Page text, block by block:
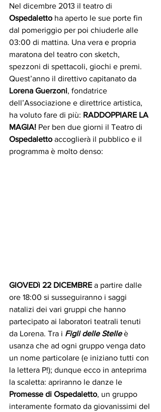
Nel dicembre 2013 il teatro di
Ospedaletto ha aperto le sue porte fin
dal pomeriggio per poi chiuderle alle
03:00 di mattina. Una vera e propria
maratona del teatro con sketch,
spezzoni di spettacoli, giochi e premi.
Quest’anno il direttivo capitanato da
Lorena Guerzoni, fondatrice
dell’Associazione e direttrice artistica,
ha voluto fare di più: RADDOPPIARE LA
MAGIA! Per ben due giorni il Teatro di
Ospedaletto accoglierà il pubblico e il
programma è molto denso:
GIOVEDì 22 DICEMBRE a partire dalle
ore 18:00 si susseguiranno i saggi
natalizi dei vari gruppi che hanno
partecipato ai laboratori teatrali tenuti
da Lorena. Tra i Figli delle Stelle è
usanza che ad ogni gruppo venga dato
un nome particolare (e iniziano tutti con
la lettera P!); dunque ecco in anteprima
la scaletta: apriranno le danze le
Promesse di Ospedaletto, un gruppo
interamente formato da giovanissimi del